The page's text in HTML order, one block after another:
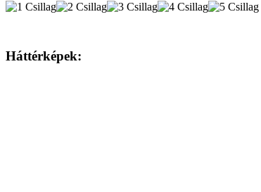
Háttérképek: